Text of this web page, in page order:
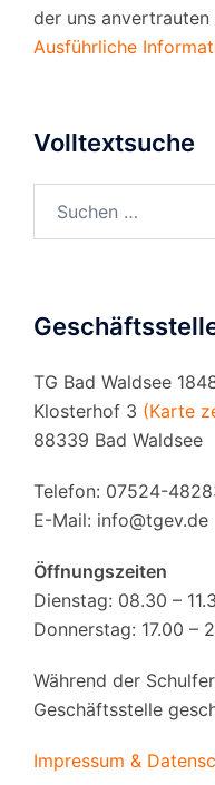
der uns
Ausführliche
Volltextsuche
nach:
TG Bad Waldsee
Klosterhof 3 (Karte
88339 Bad Waldsee
Telefon: 07524-
E-Mail: info@tgev.de
Öffnungszeiten
Dienstag: 08.30 –
Donnerstag: 17.00 –
Während der
Geschäftsstelle
Impressum &